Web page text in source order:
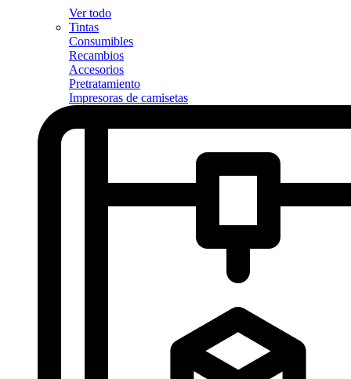
Ver todo
Tintas
Consumibles
Recambios
Accesorios
Pretratamiento
Impresoras de camisetas